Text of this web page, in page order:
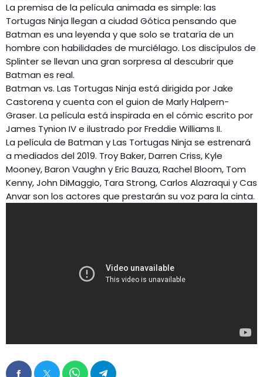
La premisa de la película animada es simple: las
Tortugas Ninja llegan a ciudad Gótica pensando que
Batman es una leyenda y que solo se trataría de un
hombre con habilidades de murciélago. Los discípulos de
Splinter se llevan una gran sorpresa al descubrir que
Batman es real.
Batman vs. Las Tortugas Ninja está dirigida por Jake
Castorena y cuenta con el guion de Marly Halpern-
Graser. La película está inspirada en el cómic escrito por
James Tynion IV e ilustrado por Freddie Williams II.
La película de Batman y Las Tortugas Ninja se estrenará
a mediados del 2019. Troy Baker, Darren Criss, Kyle
Mooney, Baron Vaughn y Eric Bauza, Rachel Bloom, Tom
Kenny, John DiMaggio, Tara Strong, Carlos Alazraqui y Cas
Anvar son los actores que prestarán su voz para la cinta.